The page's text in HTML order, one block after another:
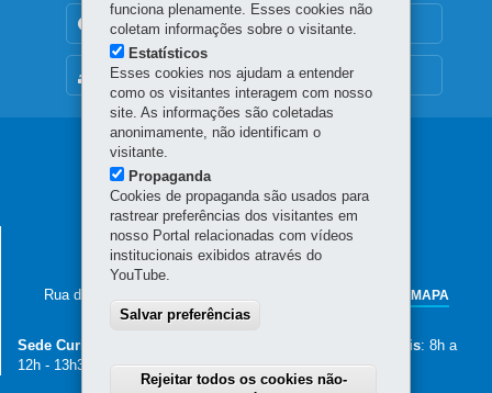
MAPA DO SITE
TRANSPARÊNCIA INSTITUCIONAL
Navegação
principal
SECRETARIA DA AGRICULTURA E DO
ABASTECIMENTO
Rua dos Funcionários, 1559 MAPA
41 3313-4000
Sede Curitiba
Núcleos Regionais: 8h a
12h - 13h30 a 17h30
funciona plenamente. Esses cookies não
coletam informações sobre o visitante.
Estatísticos
Esses cookies nos ajudam a entender
como os visitantes interagem com nosso
site. As informações são coletadas
anonimamente, não identificam o
visitante.
Propaganda
Cookies de propaganda são usados para
rastrear preferências dos visitantes em
nosso Portal relacionadas com vídeos
institucionais exibidos através do
YouTube.
Salvar preferências
Rejeitar todos os cookies não-